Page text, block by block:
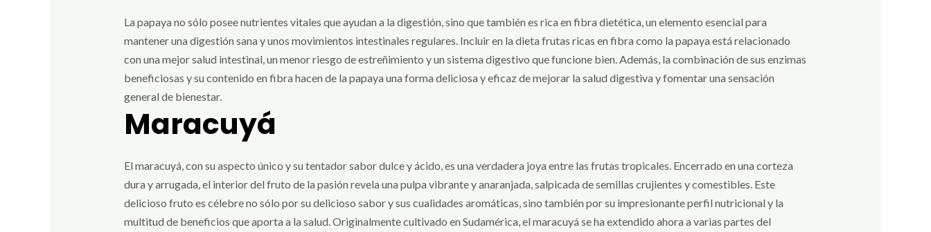
La papaya no sólo posee nutrientes vitales que ayudan a la digestión, sino que también es rica en fibra dietética, un elemento esencial para
mantener una digestión sana y unos movimientos intestinales regulares. Incluir en la dieta frutas ricas en fibra como la papaya está relacionado
con una mejor salud intestinal, un menor riesgo de estreñimiento y un sistema digestivo que funcione bien. Además, la combinación de sus enzimas
beneficiosas y su contenido en fibra hacen de la papaya una forma deliciosa y eficaz de mejorar la salud digestiva y fomentar una sensación
general de bienestar.
Maracuyá
El maracuyá, con su aspecto único y su tentador sabor dulce y ácido, es una verdadera joya entre las frutas tropicales. Encerrado en una corteza
dura y arrugada, el interior del fruto de la pasión revela una pulpa vibrante y anaranjada, salpicada de semillas crujientes y comestibles. Este
delicioso fruto es célebre no sólo por su delicioso sabor y sus cualidades aromáticas, sino también por su impresionante perfil nutricional y la
multitud de beneficios que aporta a la salud. Originalmente cultivado en Sudamérica, el maracuyá se ha extendido ahora a varias partes del